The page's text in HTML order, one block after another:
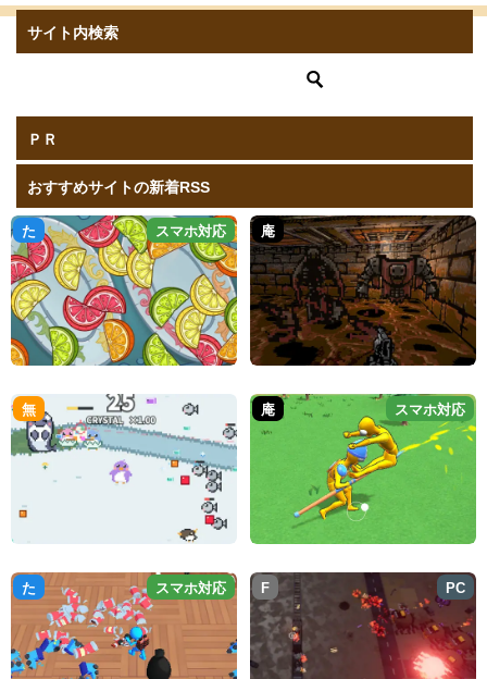
サイト内検索
ＰＲ
おすすめサイトの新着RSS
た スマホ対応 庵
無 庵 スマホ対応
た スマホ対応 F PC